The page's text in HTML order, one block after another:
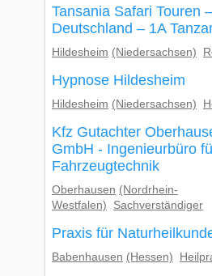
Tansania Safari Touren
Deutschland – 1A
Hildesheim (Niedersachsen)
Hypnose Hildesheim
Hildesheim (Niedersachsen)
Kfz Gutachter
GmbH - Ingenieurbüro
Fahrzeugtechnik
Oberhausen (Nordrhein-
Westfalen)
Sachverständiger
Praxis für
Babenhausen (Hessen)